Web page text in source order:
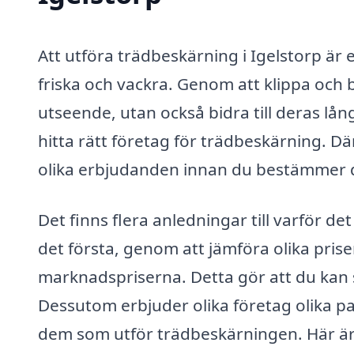
Att utföra trädbeskärning i Igelstorp är
friska och vackra. Genom att klippa
utseende, utan också bidra till deras
hitta rätt företag för trädbeskärning.
olika erbjudanden innan du bestämmer
Det finns flera anledningar till varför
det första, genom att jämföra olika
marknadspriserna. Detta gör att du
Dessutom erbjuder olika företag olika
dem som utför trädbeskärningen. Här